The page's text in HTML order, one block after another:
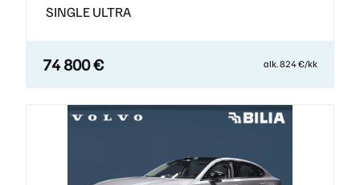
SINGLE ULTRA
74 800 € alk. 824 €/kk